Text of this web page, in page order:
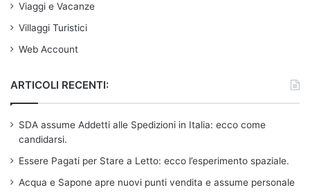
Viaggi e Vacanze
Villaggi Turistici
Web Account
ARTICOLI RECENTI:
SDA assume Addetti alle Spedizioni in Italia: ecco come
candidarsi.
Essere Pagati per Stare a Letto: ecco l’esperimento spaziale.
Acqua e Sapone apre nuovi punti vendita e assume personale